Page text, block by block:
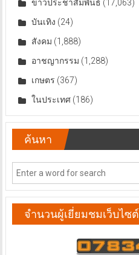
ข่าวประชาสัมพันธ์ (17,063)
บันเทิง (24)
สังคม (1,888)
อาชญากรรม (1,288)
เกษตร (367)
ในประเทศ(186)
ค้นหา
จำนวนผู้เยี่ยมชมเว็บไซต์